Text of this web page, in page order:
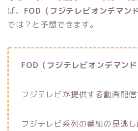
ば、 FOD（フジテレビオンデマンド
では？と予想できます。
FOD（フジテレビオンデマン
フジテレビが提供する動画配信
フジテレビ系列の番組の見逃